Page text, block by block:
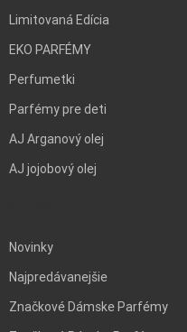
Limitovaná Edícia
EKO PARFÉMY
Perfumetki
Parfémy pre deti
AJ Arganový olej
AJ jojobový olej
Novinky
Najpredávanejšie
Značkové Dámske Parfémy